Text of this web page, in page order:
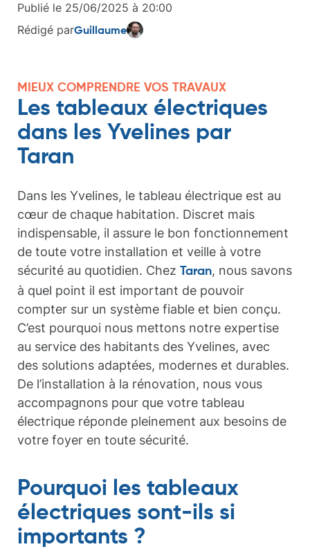
Publié le 25/06/2025 à 20:00
Rédigé parGuillaume
MIEUX COMPRENDRE VOS TRAVAUX
Les tableaux électriques
dans les Yvelines par
Taran
Dans les Yvelines, le tableau électrique est au
cœur de chaque habitation. Discret mais
indispensable, il assure le bon fonctionnement
de toute votre installation et veille à votre
sécurité au quotidien. Chez Taran, nous savons
à quel point il est important de pouvoir
compter sur un système fiable et bien conçu.
C’est pourquoi nous mettons notre expertise
au service des habitants des Yvelines, avec
des solutions adaptées, modernes et durables.
De l’installation à la rénovation, nous vous
accompagnons pour que votre tableau
électrique réponde pleinement aux besoins de
votre foyer en toute sécurité.
Pourquoi les tableaux
électriques sont-ils si
importants ?